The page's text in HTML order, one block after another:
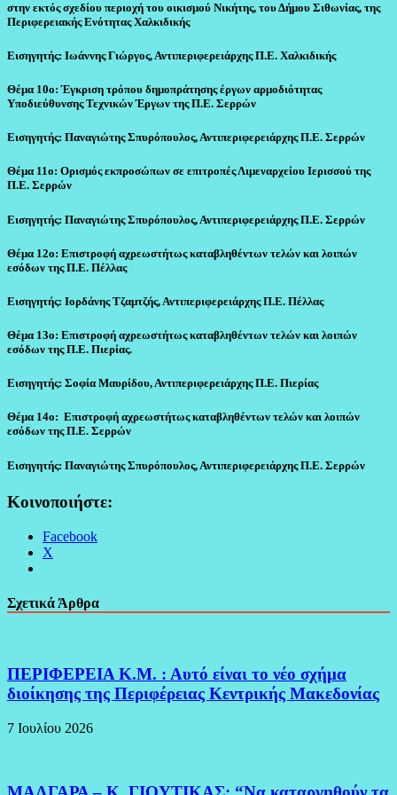
στην εκτός σχεδίου περιοχή του οικισμού Νικήτης, του Δήμου Σιθωνίας, της
Περιφερειακής Ενότητας Χαλκιδικής
Εισηγητής: Ιωάννης Γιώργος, Αντιπεριφερειάρχης Π.Ε. Χαλκιδικής
Θέμα 10ο: Έγκριση τρόπου δημοπράτησης έργων αρμοδιότητας
Υποδιεύθυνσης Τεχνικών Έργων της Π.Ε. Σερρών
Εισηγητής: Παναγιώτης Σπυρόπουλος, Αντιπεριφερειάρχης Π.Ε. Σερρών
Θέμα 11ο: Ορισμός εκπροσώπων σε επιτροπές Λιμεναρχείου Ιερισσού της
Π.Ε. Σερρών
Εισηγητής: Παναγιώτης Σπυρόπουλος, Αντιπεριφερειάρχης Π.Ε. Σερρών
Θέμα 12ο: Επιστροφή αχρεωστήτως καταβληθέντων τελών και λοιπών
εσόδων της Π.Ε. Πέλλας
Εισηγητής: Ιορδάνης Τζαμτζής, Αντιπεριφερειάρχης Π.Ε. Πέλλας
Θέμα 13ο: Επιστροφή αχρεωστήτως καταβληθέντων τελών και λοιπών
εσόδων της Π.Ε. Πιερίας.
Εισηγητής: Σοφία Μαυρίδου, Αντιπεριφερειάρχης Π.Ε. Πιερίας
Θέμα 14ο: Επιστροφή αχρεωστήτως καταβληθέντων τελών και λοιπών
εσόδων της Π.Ε. Σερρών
Εισηγητής: Παναγιώτης Σπυρόπουλος, Αντιπεριφερειάρχης Π.Ε. Σερρών
Κοινοποιήστε:
Facebook
X
Σχετικά Άρθρα
ΠΕΡΙΦΕΡΕΙΑ Κ.Μ. : Αυτό είναι το νέο σχήμα
διοίκησης της Περιφέρειας Κεντρικής Μακεδονίας
7 Ιουλίου 2026